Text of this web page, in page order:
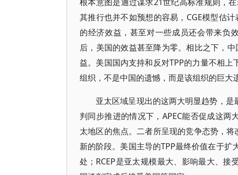
其推行也并不如预想的容易，CGE模型估
的经济效益，甚至对一些成员还会带来负
后，美国的效益甚至降为零。相比之下，
益。美国国内支持和反对TPP的力量不相
组织，不是中国的遗憾，而是该组织的巨大
亚太区域呈现出的这两大明显趋势，是
判同步推进的情况下，APEC能否促成这两
太地区的焦点。二者所呈现的竞争态势，
新的阶段。美国主导的TPP最终价值在于扩
处；RCEP是亚太规模最大、影响最大、